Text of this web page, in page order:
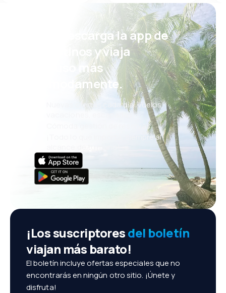
¡Eh! Descarga la app de
eDestinos y viaja
incluso más
cómodamente.
Nuevas ofertas cada día: vuelos,
vacaciones, escapadas
Cómoda gestión de reservas
¡Todo lo que importa, siempre al
¡Los suscriptoresdel boletín
viajan más barato!
El boletín incluye ofertas especiales que no
encontrarás en ningún otro sitio. ¡Únete y
disfruta!